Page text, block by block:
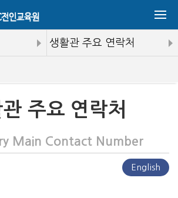
생활관 주요 연락처
주요 연락처
Main Contact Number
English